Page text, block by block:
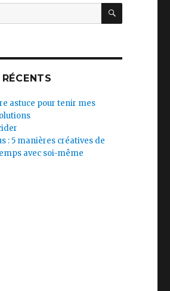
astuce pour tenir mes
: 5 manières créatives de
avec soi-même